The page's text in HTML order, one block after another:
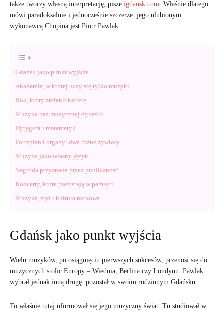
także tworzy własną interpretację, pisze igdansk.com. Właśnie dlatego
mówi paradoksalnie i jednocześnie szczerze: jego ulubionym
wykonawcą Chopina jest Piotr Pawlak.
Gdańsk jako punkt wyjścia
Akademia, w której uczy się tylko muzyki
Rok, który zmienił karierę
Muzyka bez muzycznej dynastii
Dyrygent i matematyk
Fortepian i organy: dwa różne żywioły
Muzyka jako własny język
Nagroda przyznana przez publiczność
Koncerty, które pozostają w pamięci
Muzyka, styl i kultura rockowa
Gdańsk jako punkt wyjścia
Wielu muzyków, po osiągnięciu pierwszych sukcesów, przenosi się do
muzycznych stolic Europy – Wiednia, Berlina czy Londynu. Pawlak
wybrał jednak inną drogę: pozostał w swoim rodzinnym Gdańsku.
To właśnie tutaj uformował się jego muzyczny świat. Tu studiował w